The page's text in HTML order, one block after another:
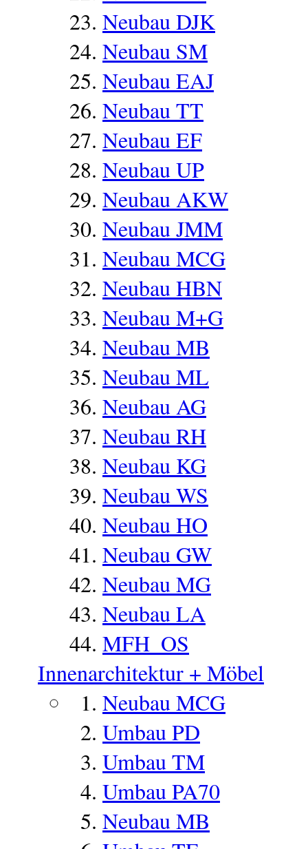
Neubau DJK
Neubau SM
Neubau EAJ
Neubau TT
Neubau EF
Neubau UP
Neubau AKW
Neubau JMM
Neubau MCG
Neubau HBN
Neubau M+G
Neubau MB
Neubau ML
Neubau AG
Neubau RH
Neubau KG
Neubau WS
Neubau HO
Neubau GW
Neubau MG
Neubau LA
MFH_OS
Innenarchitektur + Möbel
Neubau MCG
Umbau PD
Umbau TM
Umbau PA70
Neubau MB